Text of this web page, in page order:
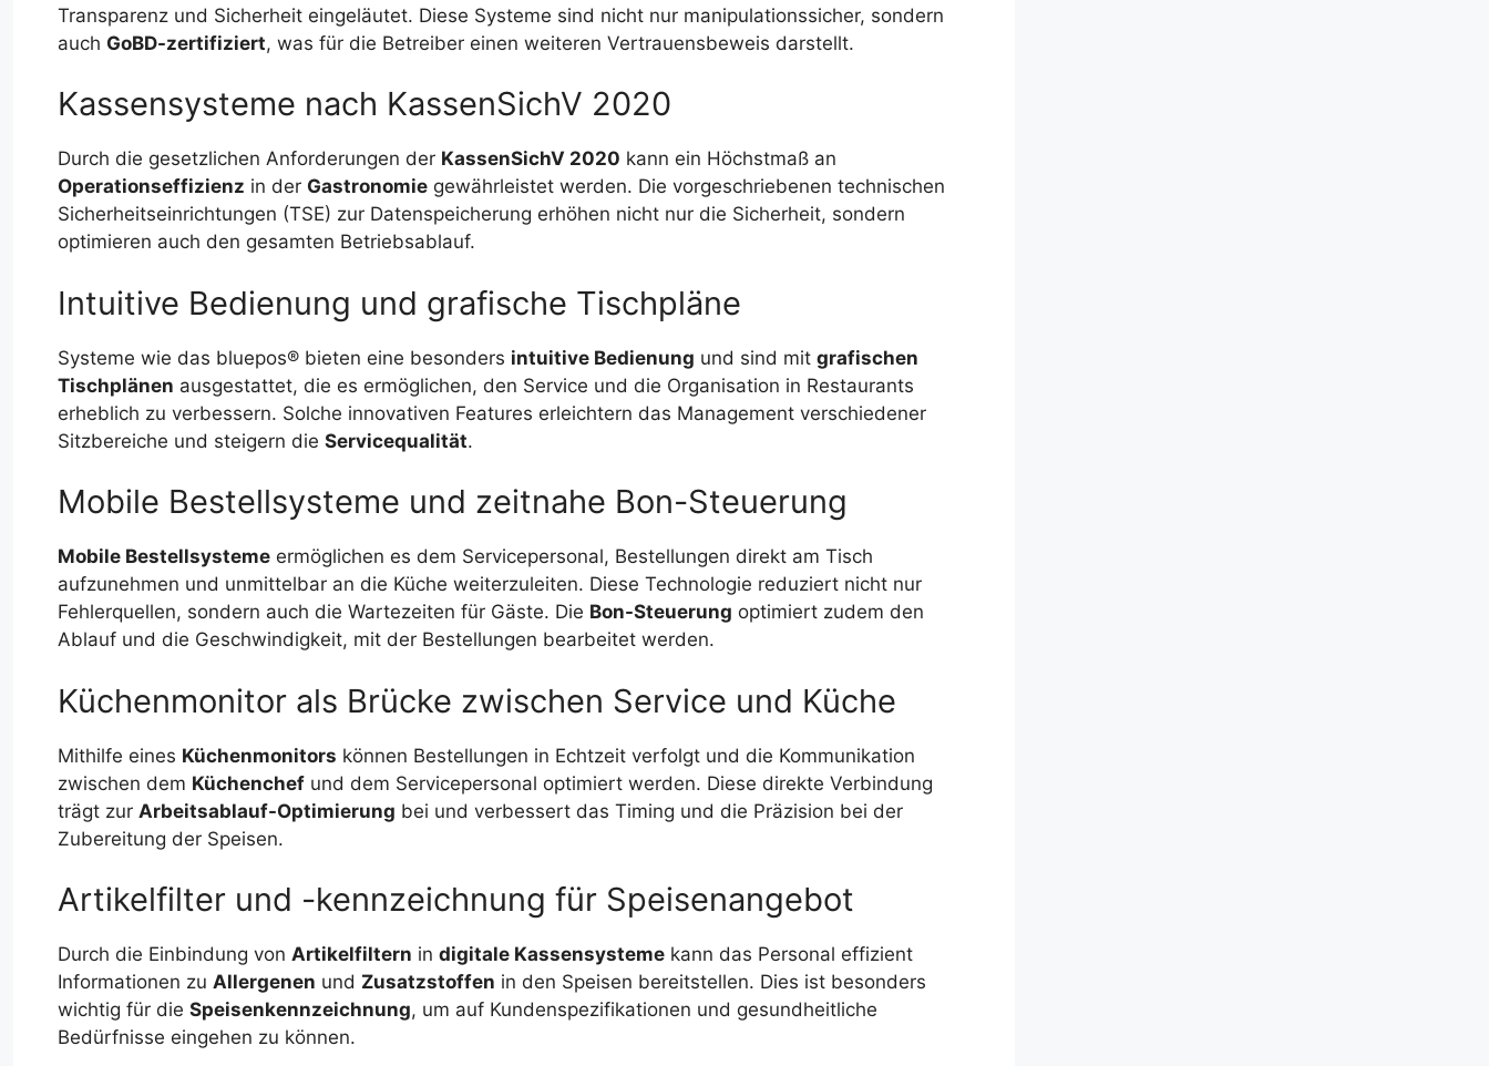
Transparenz und Sicherheit eingeläutet. Diese Systeme sind nicht nur manipulationssicher, sondern
auch GoBD-zertifiziert, was für die Betreiber einen weiteren Vertrauensbeweis darstellt.
Kassensysteme nach KassenSichV 2020
Durch die gesetzlichen Anforderungen der KassenSichV 2020 kann ein Höchstmaß an
Operationseffizienz in der Gastronomie gewährleistet werden. Die vorgeschriebenen technischen
Sicherheitseinrichtungen (TSE) zur Datenspeicherung erhöhen nicht nur die Sicherheit, sondern
optimieren auch den gesamten Betriebsablauf.
Intuitive Bedienung und grafische Tischpläne
Systeme wie das bluepos® bieten eine besonders intuitive Bedienung und sind mit grafischen
Tischplänen ausgestattet, die es ermöglichen, den Service und die Organisation in Restaurants
erheblich zu verbessern. Solche innovativen Features erleichtern das Management verschiedener
Sitzbereiche und steigern die Servicequalität.
Mobile Bestellsysteme und zeitnahe Bon-Steuerung
Mobile Bestellsysteme ermöglichen es dem Servicepersonal, Bestellungen direkt am Tisch
aufzunehmen und unmittelbar an die Küche weiterzuleiten. Diese Technologie reduziert nicht nur
Fehlerquellen, sondern auch die Wartezeiten für Gäste. Die Bon-Steuerung optimiert zudem den
Ablauf und die Geschwindigkeit, mit der Bestellungen bearbeitet werden.
Küchenmonitor als Brücke zwischen Service und Küche
Mithilfe eines Küchenmonitors können Bestellungen in Echtzeit verfolgt und die Kommunikation
zwischen dem Küchenchef und dem Servicepersonal optimiert werden. Diese direkte Verbindung
trägt zur Arbeitsablauf-Optimierung bei und verbessert das Timing und die Präzision bei der
Zubereitung der Speisen.
Artikelfilter und -kennzeichnung für Speisenangebot
Durch die Einbindung von Artikelfiltern in digitale Kassensysteme kann das Personal effizient
Informationen zu Allergenen und Zusatzstoffen in den Speisen bereitstellen. Dies ist besonders
wichtig für die Speisenkennzeichnung, um auf Kundenspezifikationen und gesundheitliche
Bedürfnisse eingehen zu können.